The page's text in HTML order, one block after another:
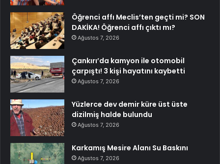
Öğrenci affı Meclis’ten geçti mi? SON
DAKİKA! Öğrenci affı çıktı mı?
Ağustos 7, 2026
Çankırı’da kamyon ile otomobil
çarpıştı! 3 kişi hayatını kaybetti
Ağustos 7, 2026
Yüzlerce dev demir küre üst üste
dizilmiş halde bulundu
Ağustos 7, 2026
Karkamış Mesire Alanı Su Baskını
Ağustos 7, 2026